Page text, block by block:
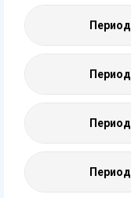
Период
Период
Период
Период